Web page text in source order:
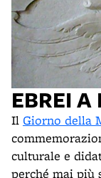
EBREI
Il Giorno della
culturale e
perché mai più